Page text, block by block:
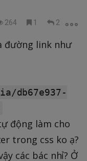
264 1 2
đường link như
db67e937-
động làm cho
trong css ko ạ?
các bác nhỉ? Ở